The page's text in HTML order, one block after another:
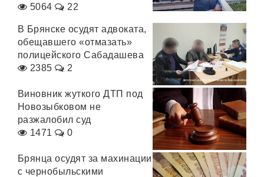
5064
22
В Брянске осудят адвоката,
обещавшего «отмазать»
полицейского Сабадашева
2385
2
Виновник жуткого ДТП под
Новозыбковом не
разжалобил суд
1471
0
Брянца осудят за махинации
с чернобыльскими